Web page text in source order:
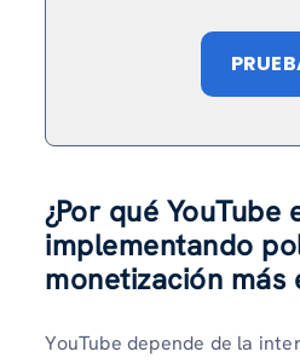
¿Por qué YouTube
implementando
monetización más
YouTube depende de la